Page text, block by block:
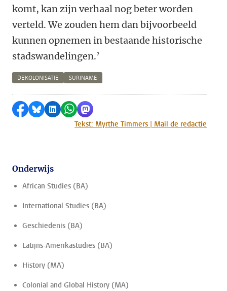
komt, kan zijn verhaal nog beter worden
verteld. We zouden hem dan bijvoorbeeld
kunnen opnemen in bestaande historische
stadswandelingen.’
DEKOLONISATIE SURINAME
Delen op Facebook
Delen via Bluesky
Delen op LinkedIn
Delen via WhatsApp
Delen via Mastodon
Tekst: Myrthe Timmers | Mail de redactie
Onderwijs
African Studies (BA)
International Studies (BA)
Geschiedenis (BA)
Latijns-Amerikastudies (BA)
History (MA)
Colonial and Global History (MA)